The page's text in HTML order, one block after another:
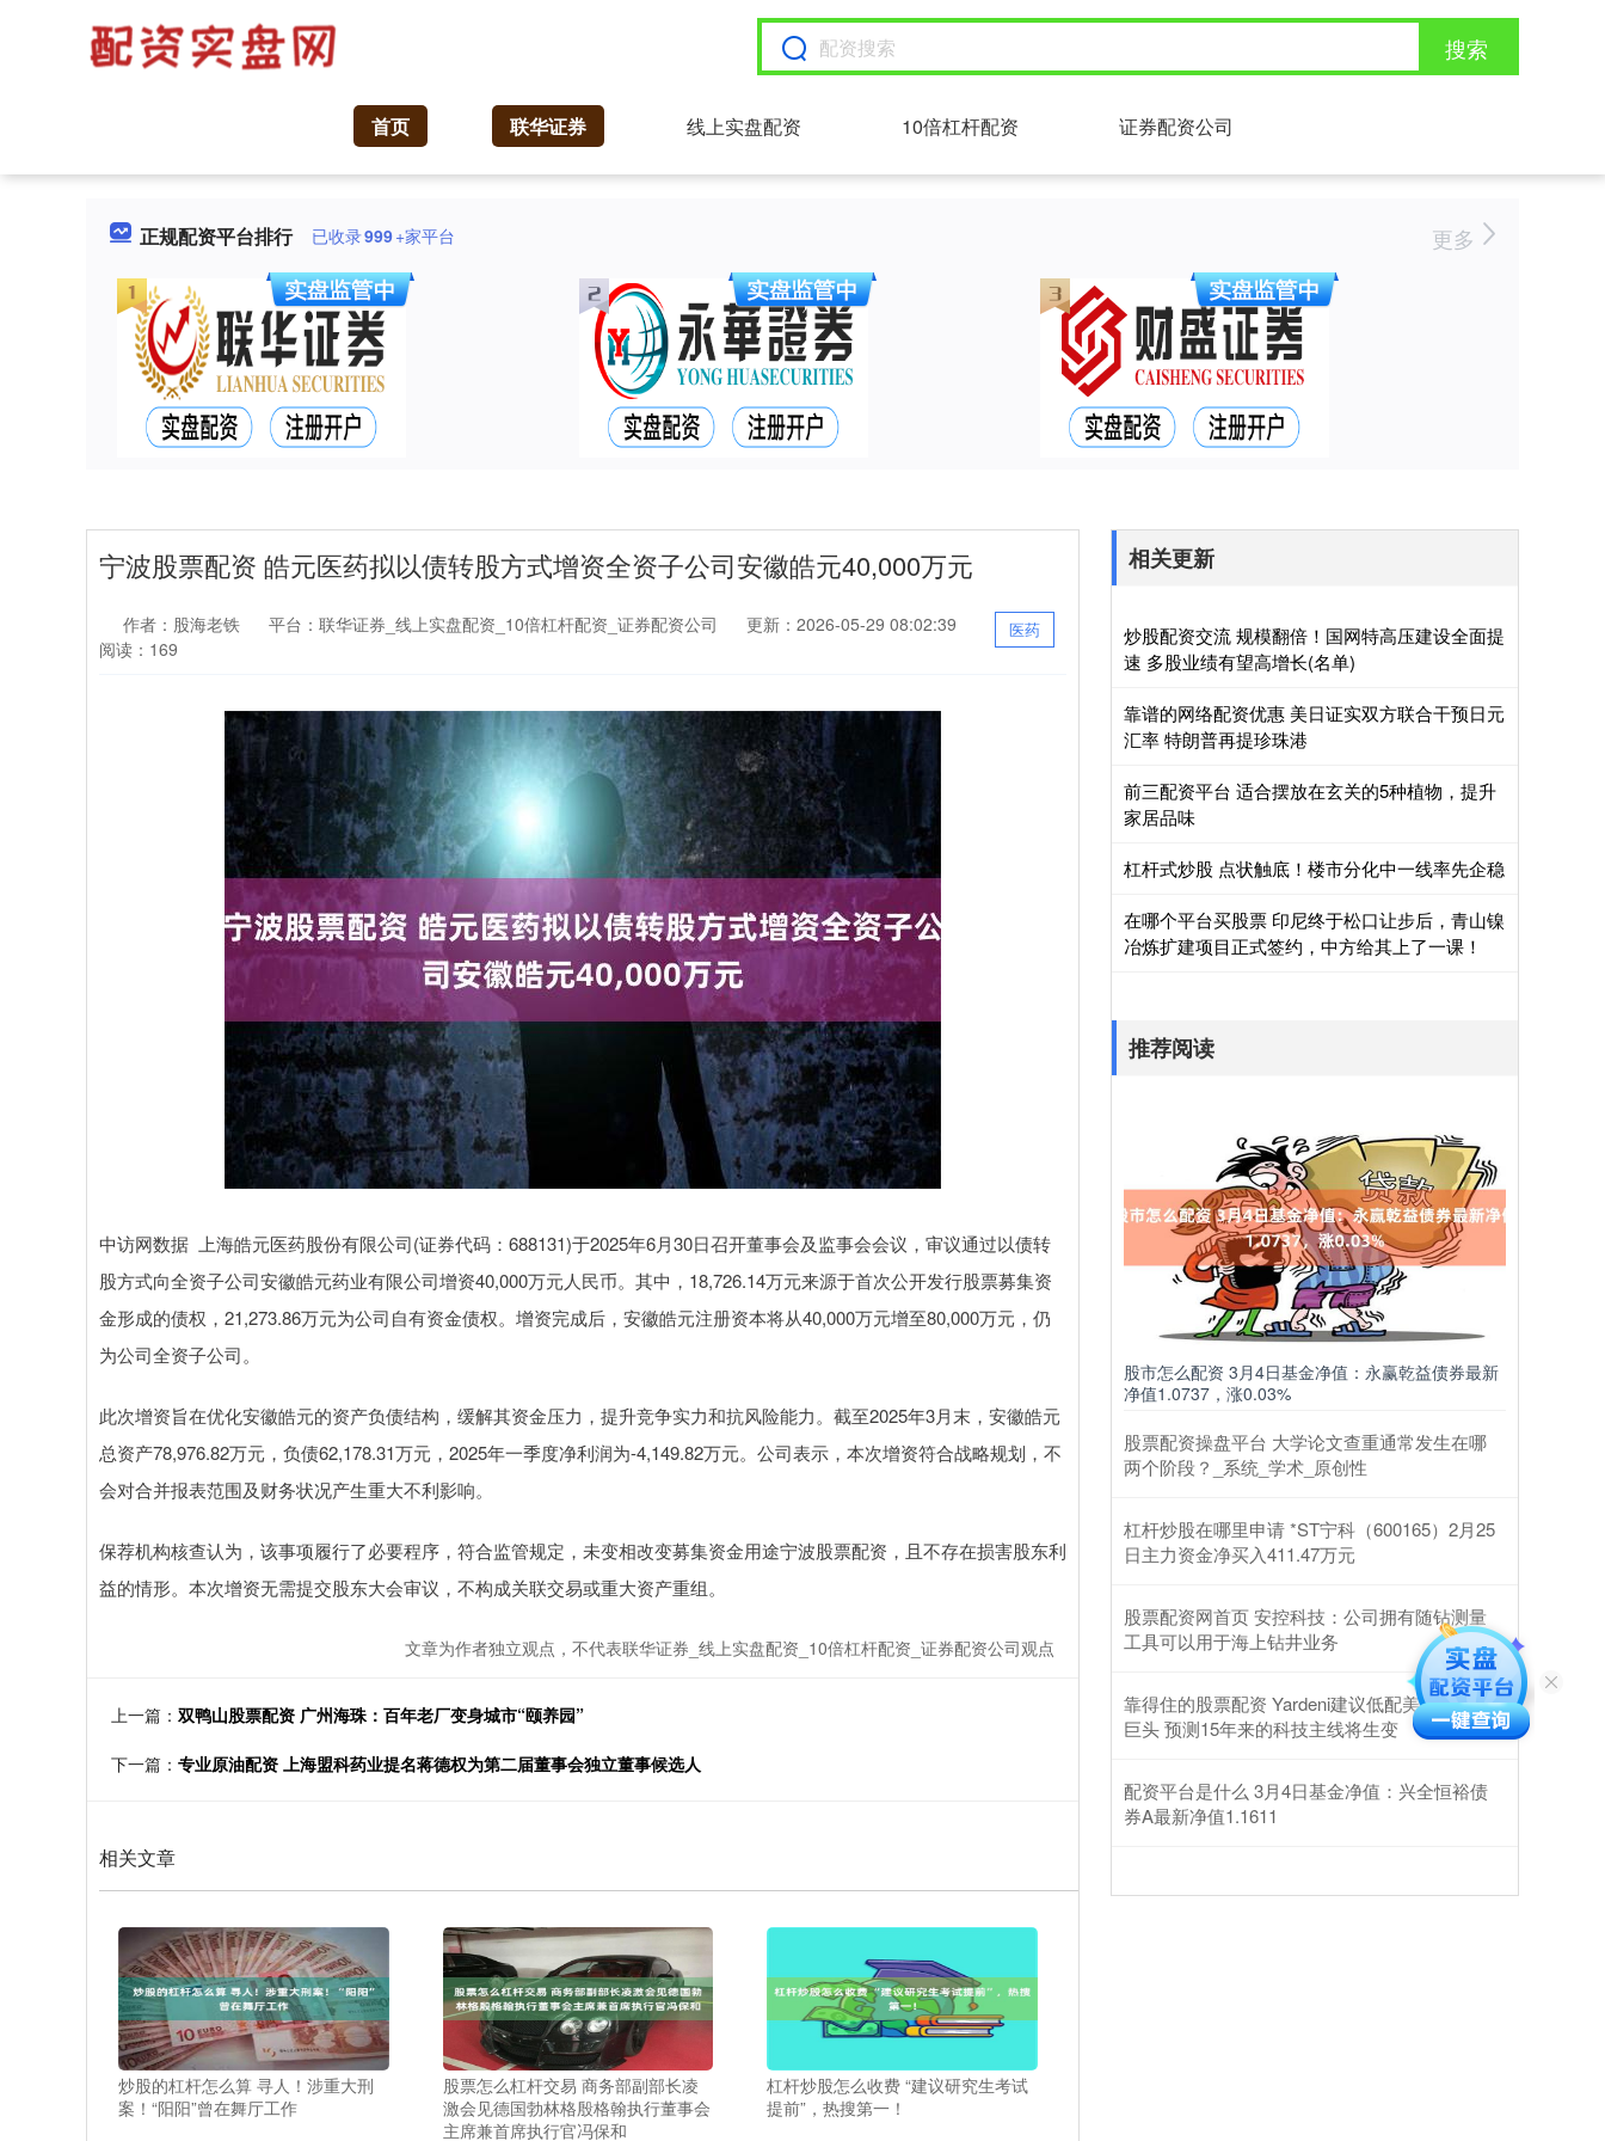
搜索
首页 联华证券 线上实盘配资 10倍杠杆配资 证券配资公司
正规配资平台排行 已收录999+家平台 更多
宁波股票配资 皓元医药拟以债转股方式增资全资子公司安徽皓元40,000万元
医药
作者：股海老铁 平台：联华证券_线上实盘配资_10倍杠杆配资_证券配资公司
更新：2026-05-29 08:02:39
阅读：169
中访网数据 上海皓元医药股份有限公司(证券代码：688131)于2025年6月30日召开董事会及监事会会议，审议通过以债转
股方式向全资子公司安徽皓元药业有限公司增资40,000万元人民币。其中，18,726.14万元来源于首次公开发行股票募集资
金形成的债权，21,273.86万元为公司自有资金债权。增资完成后，安徽皓元注册资本将从40,000万元增至80,000万元，仍
为公司全资子公司。
此次增资旨在优化安徽皓元的资产负债结构，缓解其资金压力，提升竞争实力和抗风险能力。截至2025年3月末，安徽皓元
总资产78,976.82万元，负债62,178.31万元，2025年一季度净利润为-4,149.82万元。公司表示，本次增资符合战略规划，不
会对合并报表范围及财务状况产生重大不利影响。
保荐机构核查认为，该事项履行了必要程序，符合监管规定，未变相改变募集资金用途宁波股票配资，且不存在损害股东利
益的情形。本次增资无需提交股东大会审议，不构成关联交易或重大资产重组。
文章为作者独立观点，不代表联华证券_线上实盘配资_10倍杠杆配资_证券配资公司观点
上一篇： 双鸭山股票配资 广州海珠：百年老厂变身城市“颐养园”
下一篇： 专业原油配资 上海盟科药业提名蒋德权为第二届董事会独立董事候选人
相关文章
炒股的杠杆怎么算 寻人！涉重大刑
案！“阳阳”曾在舞厅工作
股票怎么杠杆交易 商务部副部长凌
激会见德国勃林格殷格翰执行董事会
主席兼首席执行官冯保和
杠杆炒股怎么收费 “建议研究生考试
提前”，热搜第一！
相关更新
炒股配资交流 规模翻倍！国网特高压建设全面提
速 多股业绩有望高增长(名单)
靠谱的网络配资优惠 美日证实双方联合干预日元
汇率 特朗普再提珍珠港
前三配资平台 适合摆放在玄关的5种植物，提升
家居品味
杠杆式炒股 点状触底！楼市分化中一线率先企稳
在哪个平台买股票 印尼终于松口让步后，青山镍
冶炼扩建项目正式签约，中方给其上了一课！
推荐阅读
股市怎么配资 3月4日基金净值：永赢乾益债券最新
净值1.0737，涨0.03%
股票配资操盘平台 大学论文查重通常发生在哪
两个阶段？_系统_学术_原创性
杠杆炒股在哪里申请 *ST宁科（600165）2月25
日主力资金净买入411.47万元
股票配资网首页 安控科技：公司拥有随钻测量
工具可以用于海上钻井业务
靠得住的股票配资 Yardeni建议低配美股科技七
巨头 预测15年来的科技主线将生变
配资平台是什么 3月4日基金净值：兴全恒裕债
券A最新净值1.1611